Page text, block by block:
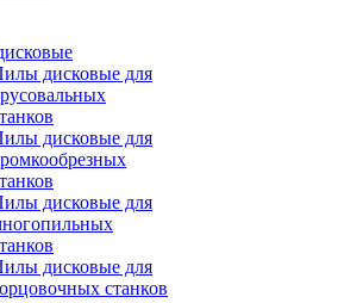
дисковые для
дисковые для
дисковые для
дисковые для
станков